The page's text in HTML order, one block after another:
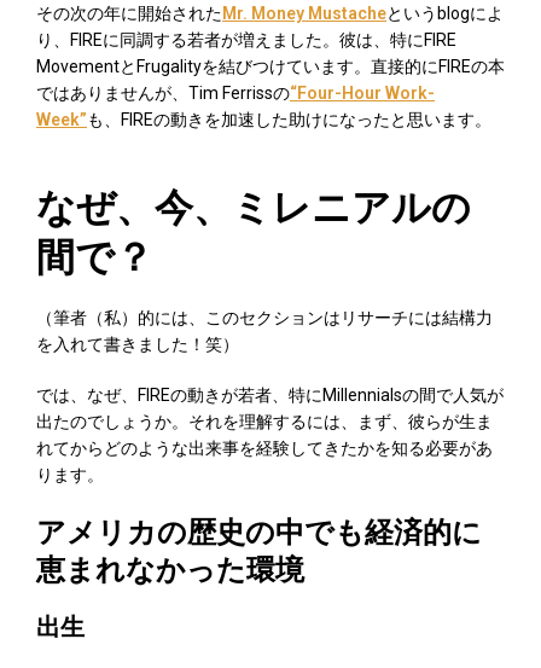
その次の年に開始されたMr. Money Mustacheというblogによ
り、FIREに同調する若者が増えました。彼は、特にFIRE
MovementとFrugalityを結びつけています。直接的にFIREの本
ではありませんが、Tim Ferrissの“Four-Hour Work-
Week”も、FIREの動きを加速した助けになったと思います。
なぜ、今、ミレニアルの
間で？
（筆者（私）的には、このセクションはリサーチには結構力
を入れて書きました！笑）
では、なぜ、FIREの動きが若者、特にMillennialsの間で人気が
出たのでしょうか。それを理解するには、まず、彼らが生ま
れてからどのような出来事を経験してきたかを知る必要があ
ります。
アメリカの歴史の中でも経済的に
恵まれなかった環境
出生